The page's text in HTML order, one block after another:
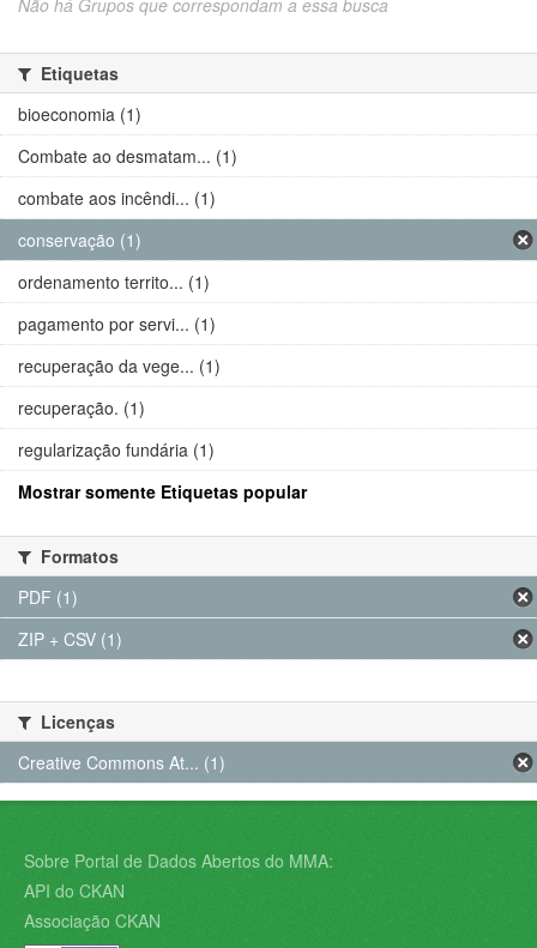
Não há Grupos que correspondam a essa busca
Etiquetas
bioeconomia (1)
Combate ao desmatam... (1)
combate aos incêndi... (1)
conservação (1)
ordenamento territo... (1)
pagamento por servi... (1)
recuperação da vege... (1)
recuperação. (1)
regularização fundária (1)
Mostrar somente Etiquetas popular
Formatos
PDF (1)
ZIP + CSV (1)
Licenças
Creative Commons At... (1)
Sobre Portal de Dados Abertos do MMA:
API do CKAN
Associação CKAN